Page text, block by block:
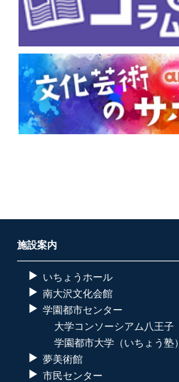
施設案内
いちょうホール
南大沢文化会館
学園都市センター
大学コンソーシアム八王子
学園都市大学（いちょう塾）
夢美術館
市民センター